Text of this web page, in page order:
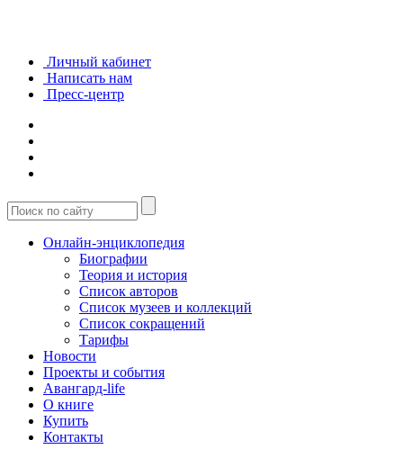
Личный кабинет
Написать нам
Пресс-центр
Онлайн-энциклопедия
Биографии
Теория и история
Список авторов
Список музеев и коллекций
Список сокращений
Тарифы
Новости
Проекты и события
Авангард-life
О книге
Купить
Контакты